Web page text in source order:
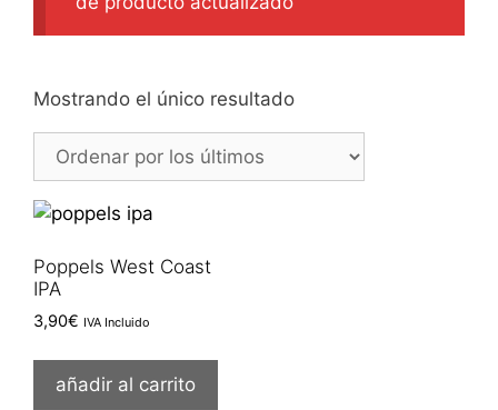
Mostrando el único resultado
Poppels West Coast
IPA
3,90€ IVA Incluido
añadir al carrito